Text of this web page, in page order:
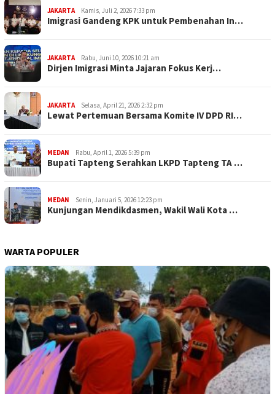
JAKARTA Kamis, Juli 2, 2026 7:33 pm
Imigrasi Gandeng KPK untuk Pembenahan In…
JAKARTA Rabu, Juni 10, 2026 10:21 am
Dirjen Imigrasi Minta Jajaran Fokus Kerj…
JAKARTA Selasa, April 21, 2026 2:32 pm
Lewat Pertemuan Bersama Komite IV DPD RI…
MEDAN Rabu, April 1, 2026 5:39 pm
Bupati Tapteng Serahkan LKPD Tapteng TA …
MEDAN Senin, Januari 5, 2026 12:23 pm
Kunjungan Mendikdasmen, Wakil Wali Kota …
WARTA POPULER